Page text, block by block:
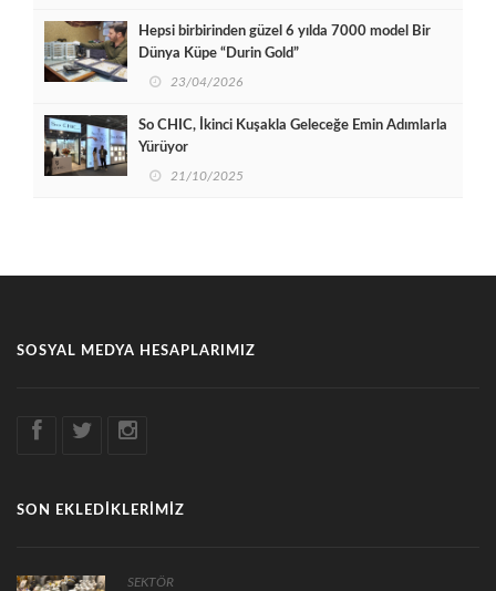
Hepsi birbirinden güzel 6 yılda 7000 model Bir
Dünya Küpe “Durin Gold”
23/04/2026
So CHIC, İkinci Kuşakla Geleceğe Emin Adımlarla
Yürüyor
21/10/2025
SOSYAL MEDYA HESAPLARIMIZ
SON EKLEDİKLERİMİZ
SEKTÖR